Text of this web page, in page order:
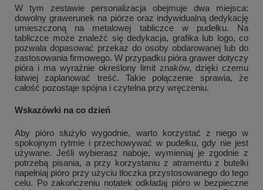
W tym zestawie personalizacja obejmuje dwa miejsca:
dowolny grawerunek na piórze oraz indywidualną dedykację
umieszczoną na metalowej tabliczce w pudełku. Na
tabliczce może znaleźć się dedykacja, grafika lub logo, co
pozwala dopasować przekaz do osoby obdarowanej lub do
zastosowania firmowego. W przypadku pióra grawer dotyczy
pióra i ma wyraźnie określony limit znaków, dzięki czemu
łatwiej zaplanować treść. Takie połączenie sprawia, że
całość pozostaje spójna i czytelna przy wręczeniu.
Wskazówki na co dzień
Aby pióro służyło wygodnie, warto korzystać z niego w
spokojnym rytmie i przechowywać w pudełku, gdy nie jest
używane. Jeśli wybierasz naboje, wymieniaj je zgodnie z
potrzebą pisania, a przy korzystaniu z atramentu z butelki
napełniaj pióro przy użyciu tłoczka przystosowanego do tego
celu. Po zakończeniu notatek odkładaj pióro w bezpieczne